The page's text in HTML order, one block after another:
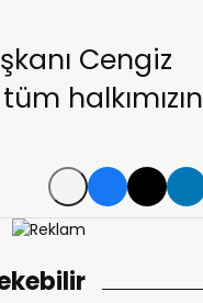
Cengiz
halkımızın